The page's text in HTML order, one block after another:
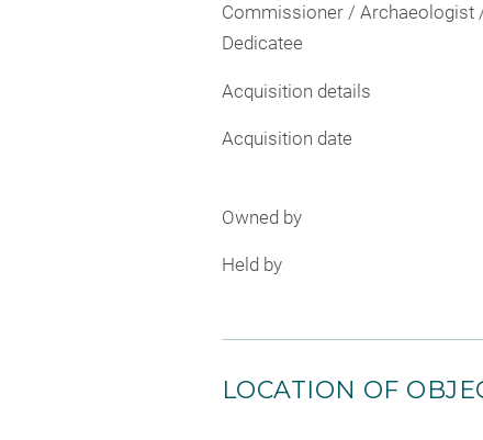
Commissioner / Archaeologist
Dedicatee
Acquisition details
Acquisition date
Owned by
Held by
LOCATION OF